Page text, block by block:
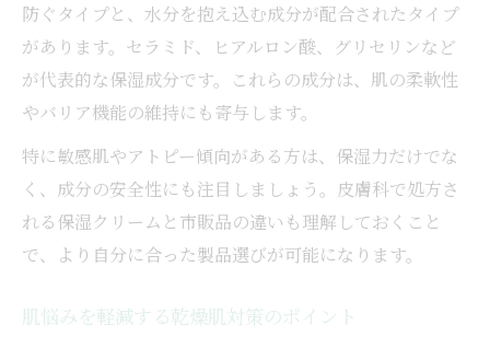
保湿クリーム選びで知るべき違いとは
乾燥肌用クリームと医療用製品の比較
乾燥肌に適した処方薬と市販品の違い解説
防ぐタイプと、水分を抱え込む成分が配合されたタイプ
があります。セラミド、ヒアルロン酸、グリセリンなど
が代表的な保湿成分です。これらの成分は、肌の柔軟性
やバリア機能の維持にも寄与します。
特に敏感肌やアトピー傾向がある方は、保湿力だけでな
く、成分の安全性にも注目しましょう。皮膚科で処方さ
れる保湿クリームと市販品の違いも理解しておくこと
で、より自分に合った製品選びが可能になります。
肌悩みを軽減する乾燥肌対策のポイント